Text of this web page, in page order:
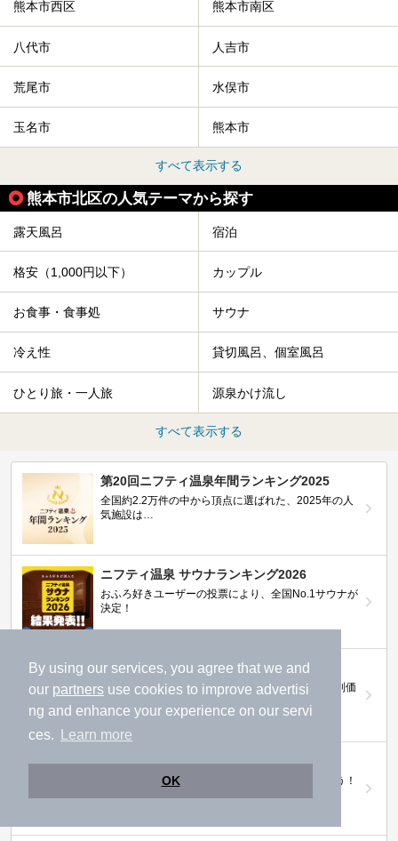
By using our services, you agree that we and
our partners use cookies to improve advertisi
ng and enhance your experience on our servi
ces.
Learn more
OK
熊本市西区 熊本市南区
八代市 人吉市
荒尾市 水俣市
玉名市 熊本市
すべて表示する
熊本市北区の人気テーマから探す
露天風呂 宿泊
格安（1,000円以下） カップル
お食事・食事処 サウナ
冷え性 貸切風呂、個室風呂
ひとり旅・一人旅 源泉かけ流し
すべて表示する
第20回ニフティ温泉年間ランキング2025
全国約2.2万件の中から頂点に選ばれた、2025年の人
気施設は…
ニフティ温泉 サウナランキング2026
おふろ好きユーザーの投票により、全国No.1サウナが
決定！
ニフティ温泉プレミアムクーポン
ノジマモバイル会員向け 通常よりもお得な「特別価
格」で人気の温泉を満喫できる！
【ニフティ温泉 百名湯2026】
行ってみたい施設に投票してプレゼントを当てよう！